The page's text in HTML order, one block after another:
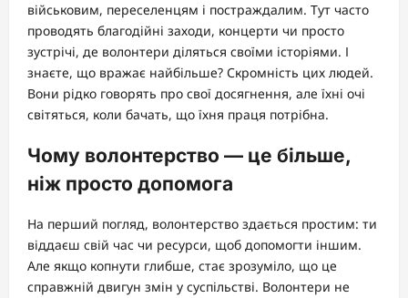
військовим, переселенцям і постраждалим. Тут часто
проводять благодійні заходи, концерти чи просто
зустрічі, де волонтери діляться своїми історіями. І
знаєте, що вражає найбільше? Скромність цих людей.
Вони рідко говорять про свої досягнення, але їхні очі
світяться, коли бачать, що їхня праця потрібна.
Чому волонтерство — це більше,
ніж просто допомога
На перший погляд, волонтерство здається простим: ти
віддаєш свій час чи ресурси, щоб допомогти іншим.
Але якщо копнути глибше, стає зрозуміло, що це
справжній двигун змін у суспільстві. Волонтери не